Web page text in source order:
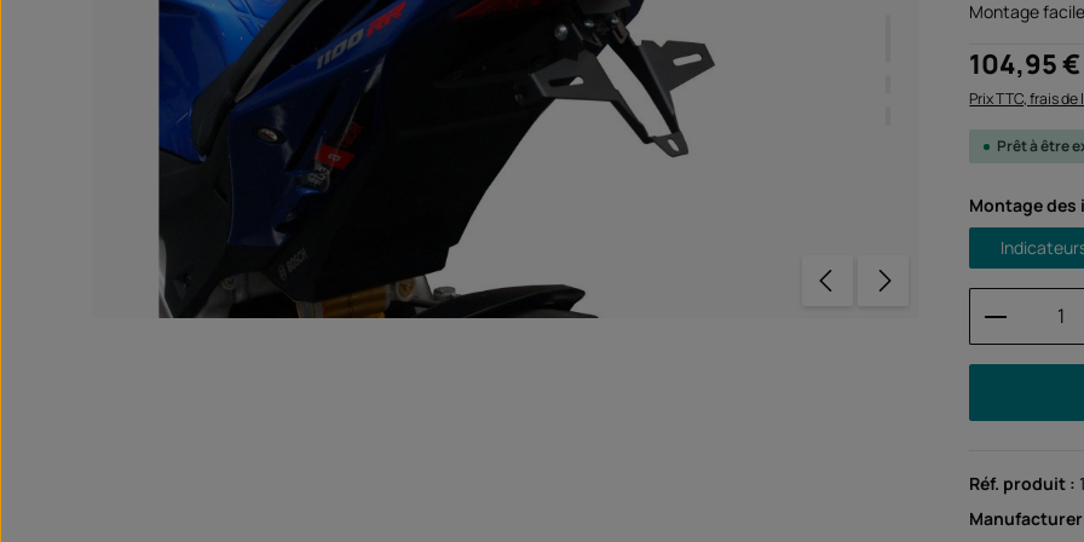
Montage
Prix régulier :
104,95 €
Prix TTC, frais
Prêt à être
Sélectionnez
Montage
Réf. produit :